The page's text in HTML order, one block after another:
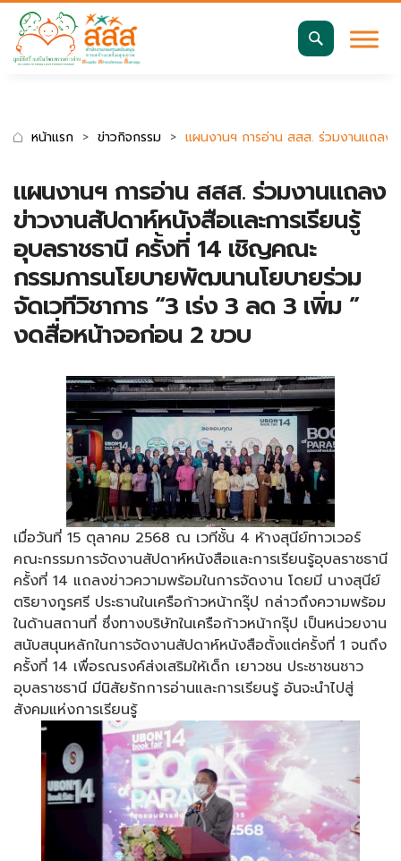
มาตรฐานการเข้าถึงเว็บ WCAG 2.2 AA
หน้าแรก ข่าวกิจกรรม แผนงานฯ การอ่าน สสส. ร่วมงานแถลง
แผนงานฯ การอ่าน สสส. ร่วมงานแถลง
ข่าวงานสัปดาห์หนังสือและการเรียนรู้
อุบลราชธานี ครั้งที่ 14 เชิญคณะ
กรรมการนโยบายพัฒนานโยบายร่วม
จัดเวทีวิชาการ “3 เร่ง 3 ลด 3 เพิ่ม ”
งดสื่อหน้าจอก่อน 2 ขวบ
เมื่อวันที่ 15 ตุลาคม 2568 ณ เวทีชั้น 4 ห้างสุนีย์ทาวเวอร์
คณะกรรมการจัดงานสัปดาห์หนังสือและการเรียนรู้อุบลราชธานี
ครั้งที่ 14 แถลงข่าวความพร้อมในการจัดงาน โดยมี นางสุนีย์
ตริยางกูรศรี ประธานในเครือก้าวหน้ากรุ๊ป กล่าวถึงความพร้อม
ในด้านสถานที่ ซึ่งทางบริษัทในเครือก้าวหน้ากรุ๊ป เป็นหน่วยงาน
สนับสนุนหลักในการจัดงานสัปดาห์หนังสือตั้งแต่ครั้งที่ 1 จนถึง
ครั้งที่ 14 เพื่อรณรงค์ส่งเสริมให้เด็ก เยาวชน ประชาชนชาว
อุบลราชธานี มีนิสัยรักการอ่านและการเรียนรู้ อันจะนำไปสู่
สังคมแห่งการเรียนรู้